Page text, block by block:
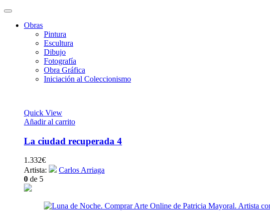
Obras
Pintura
Escultura
Dibujo
Fotografía
Obra Gráfica
Iniciación al Coleccionismo
Quick View
Añadir al carrito
La ciudad recuperada 4
1.332€
Artista:
Carlos Arriaga
0 de 5